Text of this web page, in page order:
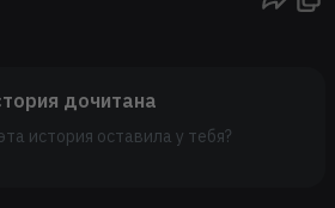
дочитана
история оставила у тебя?